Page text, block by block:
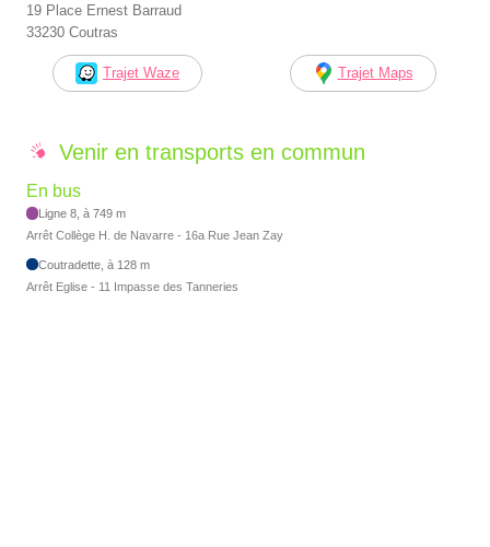
19 Place Ernest Barraud
33230 Coutras
Trajet Waze Trajet Maps
Venir en transports en commun
En bus
Ligne 8, à 749 m
Arrêt Collège H. de Navarre - 16a Rue Jean Zay
Coutradette, à 128 m
Arrêt Eglise - 11 Impasse des Tanneries